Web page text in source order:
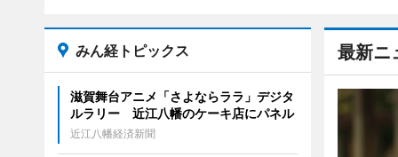
最新ニ
みん経トピックス
滋賀舞台アニメ「さよならララ」デジタ
ルラリー 近江八幡のケーキ店にパネル
近江八幡経済新聞